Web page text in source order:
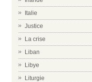
Italie
Justice
La crise
Liban
Libye
Liturgie